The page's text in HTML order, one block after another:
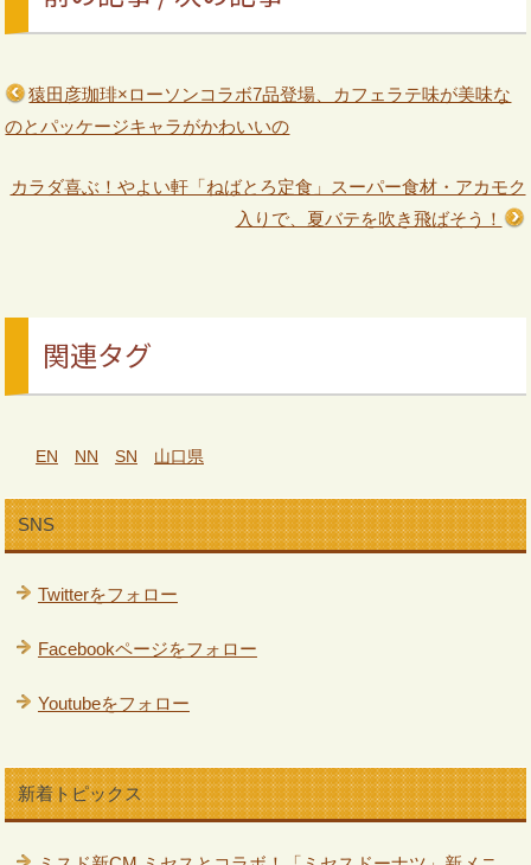
猿田彦珈琲×ローソンコラボ7品登場、カフェラテ味が美味な
のとパッケージキャラがかわいいの
カラダ喜ぶ！やよい軒「ねばとろ定食」スーパー食材・アカモク
入りで、夏バテを吹き飛ばそう！
関連タグ
EN NN SN 山口県
SNS
Twitterをフォロー
Facebookページをフォロー
Youtubeをフォロー
新着トピックス